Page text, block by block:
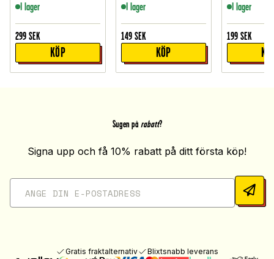
I lager
299 SEK
KÖP
I lager
149 SEK
KÖP
I lager
199 SEK
Sugen på rabatt?
Signa upp och få 10% rabatt på ditt första köp!
Gratis fraktalternativ Blixtsnabb leverans